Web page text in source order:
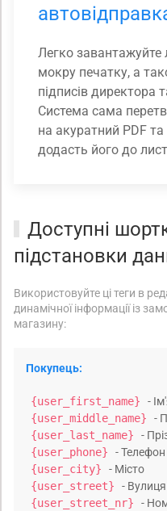
Легко завантажуйте
мокру печатку, а
підписів директора
Система сама
на акуратний PDF
додасть його до
Доступні
підстановки
Використовуйте ці теги в
динамічної інформації із
магазину:
Покупець:
{user_first_name}
-
{user_middle_name}
-
{user_last_name}
-
{user_phone}
- Телефон
{user_city}
- Місто
{user_street}
- Вулиця
{user_street_nr}
-